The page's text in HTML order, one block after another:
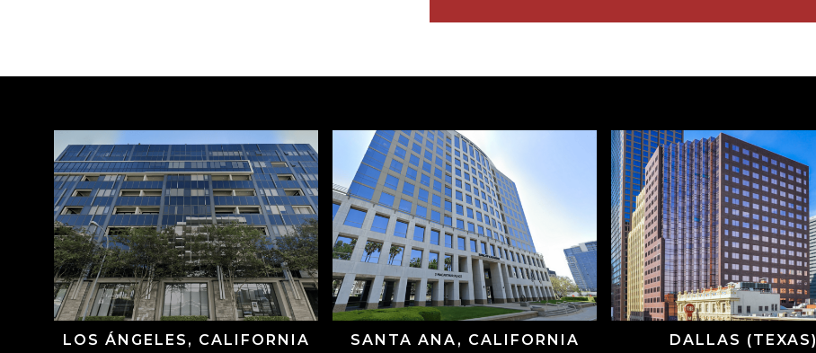
LOS ÁNGELES, CALIFORNIA SANTA ANA, CALIFORNIA DALLAS (TEXAS)